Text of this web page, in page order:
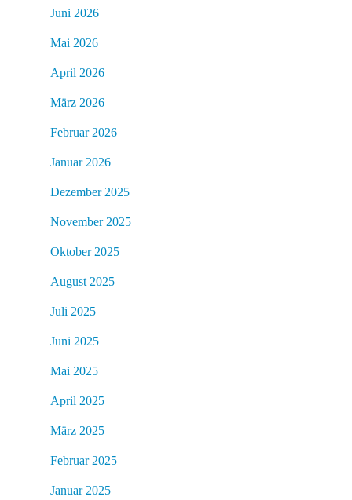
Juni 2026
Mai 2026
April 2026
März 2026
Februar 2026
Januar 2026
Dezember 2025
November 2025
Oktober 2025
August 2025
Juli 2025
Juni 2025
Mai 2025
April 2025
März 2025
Februar 2025
Januar 2025